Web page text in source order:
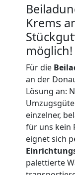
Krems
möglich!
Für die
an der
Lösung an:
einzelner,
für uns kein
eignet sich
palettierte
Feldkirch
Kleiner
Umzug